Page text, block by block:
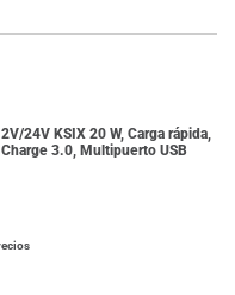
24V KSIX 20 W, Carga rápida,
3.0, Multipuerto USB